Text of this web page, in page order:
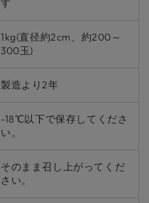
す
1kg(直径約2cm、約200～
300玉)
製造より2年
-18℃以下で保存してくださ
い。
そのまま召し上がってくだ
さい。